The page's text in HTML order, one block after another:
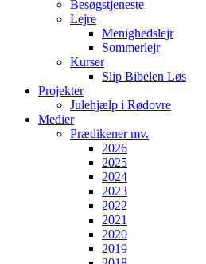
Besøgstjeneste
Lejre
Menighedslejr
Sommerlejr
Kurser
Slip Bibelen Løs
Projekter
Julehjælp i Rødovre
Medier
Prædikener mv.
2026
2025
2024
2023
2022
2021
2020
2019